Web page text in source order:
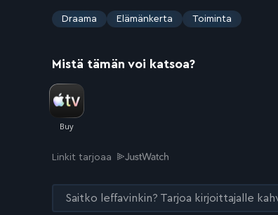
:
Draama Elämänkerta Toiminta
Mistä tämän voi katsoa?
Linkit tarjoaa
Saitko leffavinkin? Tarjoa kirjoittajalle